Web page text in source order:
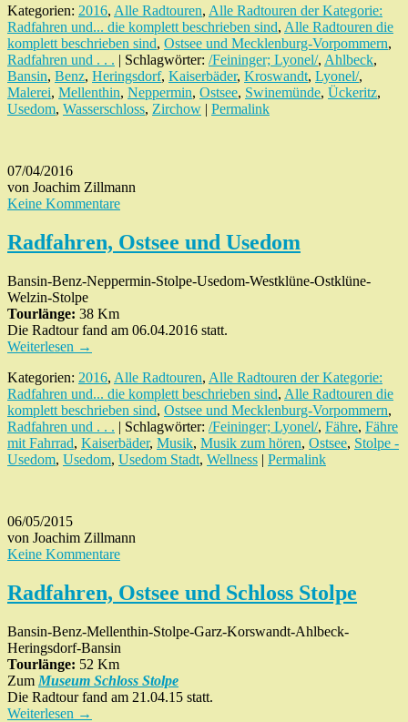
Kategorien: 2016, Alle Radtouren, Alle Radtouren der Kategorie:
Radfahren und... die komplett beschrieben sind, Alle Radtouren die
komplett beschrieben sind, Ostsee und Mecklenburg-Vorpommern,
Radfahren und . . . | Schlagwörter: /Feininger; Lyonel/, Ahlbeck,
Bansin, Benz, Heringsdorf, Kaiserbäder, Kroswandt, Lyonel/,
Malerei, Mellenthin, Neppermin, Ostsee, Swinemünde, Ückeritz,
Usedom, Wasserschloss, Zirchow | Permalink
07/04/2016
von Joachim Zillmann
Keine Kommentare
Radfahren, Ostsee und Usedom
Bansin-Benz-Neppermin-Stolpe-Usedom-Westklüne-Ostklüne-
Welzin-Stolpe
Tourlänge: 38 Km
Die Radtour fand am 06.04.2016 statt.
Weiterlesen →
Kategorien: 2016, Alle Radtouren, Alle Radtouren der Kategorie:
Radfahren und... die komplett beschrieben sind, Alle Radtouren die
komplett beschrieben sind, Ostsee und Mecklenburg-Vorpommern,
Radfahren und . . . | Schlagwörter: /Feininger; Lyonel/, Fähre, Fähre
mit Fahrrad, Kaiserbäder, Musik, Musik zum hören, Ostsee, Stolpe -
Usedom, Usedom, Usedom Stadt, Wellness | Permalink
06/05/2015
von Joachim Zillmann
Keine Kommentare
Radfahren, Ostsee und Schloss Stolpe
Bansin-Benz-Mellenthin-Stolpe-Garz-Korswandt-Ahlbeck-
Heringsdorf-Bansin
Tourlänge: 52 Km
Zum Museum Schloss Stolpe
Die Radtour fand am 21.04.15 statt.
Weiterlesen →